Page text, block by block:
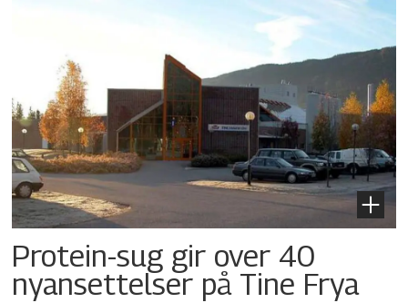
Protein-sug gir over 40
nyansettelser på Tine Frya